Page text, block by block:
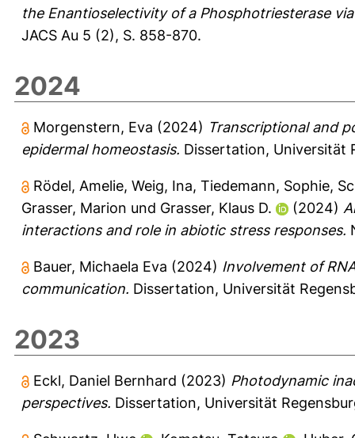
the Enantioselectivity of a Phosphotriesterase
JACS Au 5 (2), S. 858-870.
2024
Morgenstern, Eva (2024) Transcriptional and
epidermal homeostasis. Dissertation, Universität
Rödel, Amelie, Weig, Ina, Tiedemann, Sophie,
Grasser, Marion und Grasser, Klaus D. (2024)
interactions and role in abiotic stress responses.
Bauer, Michaela Eva (2024) Involvement of
communication. Dissertation, Universität
2023
Eckl, Daniel Bernhard (2023) Photodynamic
perspectives. Dissertation, Universität